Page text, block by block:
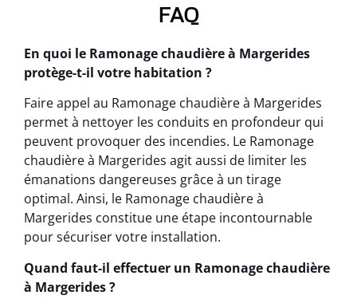
FAQ
En quoi le Ramonage chaudière à Margerides
protège-t-il votre habitation ?
Faire appel au Ramonage chaudière à Margerides
permet à nettoyer les conduits en profondeur qui
peuvent provoquer des incendies. Le Ramonage
chaudière à Margerides agit aussi de limiter les
émanations dangereuses grâce à un tirage
optimal. Ainsi, le Ramonage chaudière à
Margerides constitue une étape incontournable
pour sécuriser votre installation.
Quand faut-il effectuer un Ramonage chaudière
à Margerides ?